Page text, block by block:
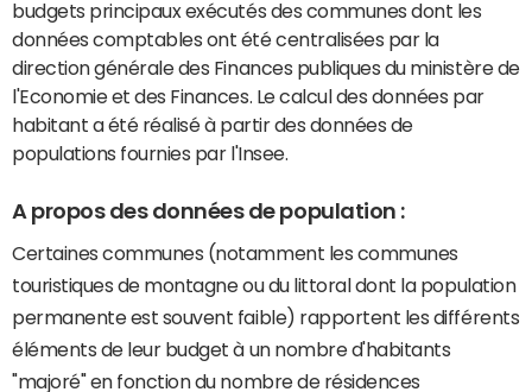
budgets principaux exécutés des communes dont les
données comptables ont été centralisées par la
direction générale des Finances publiques du ministère de
l'Economie et des Finances. Le calcul des données par
habitant a été réalisé à partir des données de
populations fournies par l'Insee.
A propos des données de population :
Certaines communes (notamment les communes
touristiques de montagne ou du littoral dont la population
permanente est souvent faible) rapportent les différents
éléments de leur budget à un nombre d'habitants
"majoré" en fonction du nombre de résidences